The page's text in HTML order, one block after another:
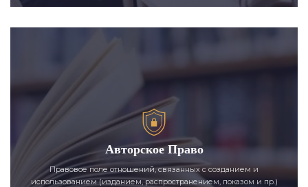
Авторское Право
Правовое поле отношений, связанных с созданием и
использованием (изданием, распространением, показом и пр.)